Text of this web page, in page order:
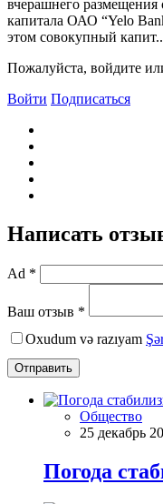
вчерашнего размещения
капитала ОАО “Yelo
этом совокупный
Пожалуйста, войдите
Войти Подписаться
Написать
Ad *
Ваш отзыв *
Oxudum və razıyam
Отправить
Общество
25 декабрь
Погода